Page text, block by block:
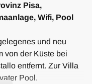
Pisa,
Wifi, Pool
und neu
von der Küste bei
entfernt. Zur Villa
Pool.